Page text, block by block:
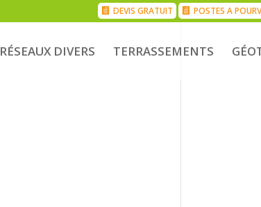
DEVIS GRATUIT POSTES A
RÉSEAUX DIVERS TERRASSEMENTS